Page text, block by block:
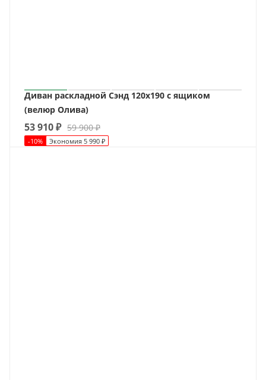
Диван раскладной Сэнд 120х190 с ящиком
(велюр Олива)
53 910₽ 59 900₽
-10% Экономия 5 990 ₽